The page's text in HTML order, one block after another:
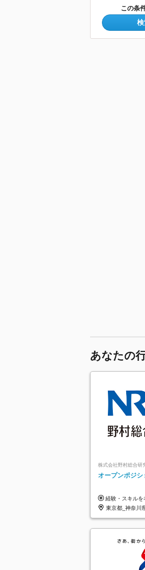
この条
あなたの
オープンポジシ
経験・スキルを考慮の上
東京都_神奈川